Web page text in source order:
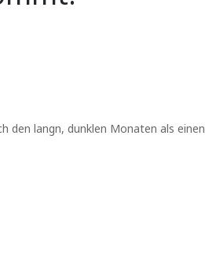
den langn, dunklen Monaten als einen